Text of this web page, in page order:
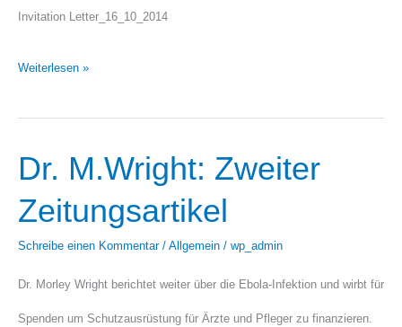
Invitation Letter_16_10_2014
Botschafters
Weiterlesen »
Dr. M.Wright: Zweiter
Zeitungsartikel
Schreibe einen Kommentar / Allgemein / wp_admin
Dr. Morley Wright berichtet weiter über die Ebola-Infektion und wirbt für
Spenden um Schutzausrüstung für Ärzte und Pfleger zu finanzieren.
Dr.
M.Wright: